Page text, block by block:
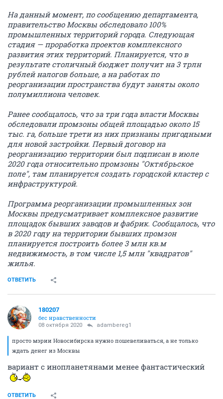
На данный момент, по сообщению департамента,
правительство Москвы обследовало 100%
промышленных территорий города. Следующая
стадия — проработка проектов комплексного
развития этих территорий. Планируется, что в
результате столичный бюджет получит на 3 трлн
рублей налогов больше, а на работах по
реорганизации пространства будут заняты около
полумиллиона человек.
Ранее сообщалось, что за три года власти Москвы
обследовали промзоны общей площадью около 15
тыс. га, больше трети из них признаны пригодными
для новой застройки. Первый договор на
реорганизацию территории был подписан в июле
2020 года относительно промзоны "Октябрьское
поле", там планируется создать городской кластер с
инфраструктурой.
Программа реорганизации промышленных зон
Москвы предусматривает комплексное развитие
площадок бывших заводов и фабрик. Сообщалось, что
в 2020 году на территории бывших промзон
планируется построить более 3 млн кв.м
недвижимость, в том числе 1,5 млн "квадратов"
жилья.
ОТВЕТИТЬ
180207
бес нравственности
08 октября 2020 adambereg1
просто мэрии Новосибирска нужно пошевеливаться, а не только
ждать денег из Москвы
вариант с инопланетянами менее фантастический
ОТВЕТИТЬ